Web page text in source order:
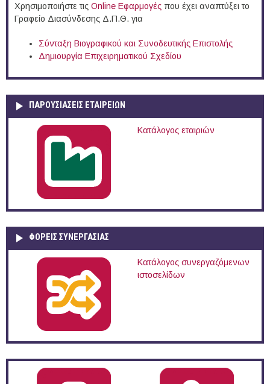
Χρησιμοποιήστε τις Online Eφαρμογές που έχει αναπτύξει το
Γραφείο Διασύνδεσης Δ.Π.Θ. για
Σύνταξη Βιογραφικού και Συνοδευτικής Επιστολής
Δημιουργία Επιχειρηματικού Σχεδίου
ΠΑΡΟΥΣΙΆΣΕΙΣ ΕΤΑΙΡΕΙΏΝ
Κατάλογος εταιριών
ΦΟΡΕΙΣ ΣΥΝΕΡΓΑΣΙΑΣ
Κατάλογος συνεργαζόμενων
ιστοσελίδων